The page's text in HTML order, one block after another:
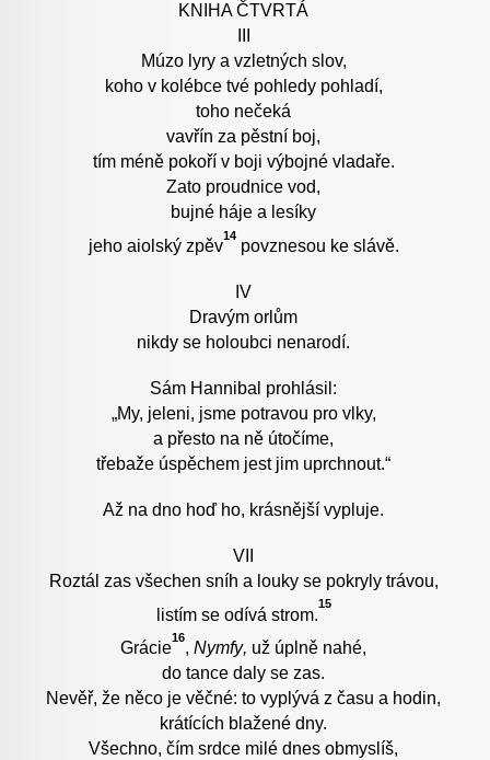
KNIHA ČTVRTÁ
Múzo lyry a vzletných slov,
koho v kolébce tvé pohledy pohladí,
toho nečeká
vavřín za pěstní boj,
tím méně pokoří v boji výbojné vladaře.
Zato proudnice vod,
bujné háje a lesíky
jeho aiolský zpěv
14
povznesou ke slávě.
IV
Dravým orlům
nikdy se holoubci nenarodí.
Sám Hannibal prohlásil:
„My, jeleni, jsme potravou pro vlky,
a přesto na ně útočíme,
třebaže úspěchem jest jim uprchnout.“
Až na dno hoď ho, krásnější vypluje.
VII
Roztál zas všechen sníh a louky se pokryly trávou,
listím se odívá strom.
15
Grácie
16
, Nymfy, už úplně nahé,
do tance daly se zas.
Nevěř, že něco je věčné: to vyplývá z času a hodin,
krátících blažené dny.
Všechno, čím srdce milé dnes obmyslíš,